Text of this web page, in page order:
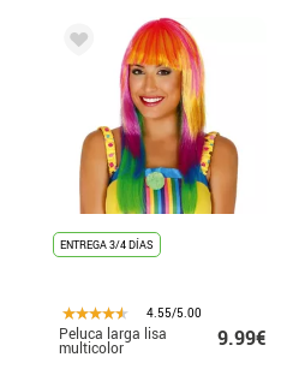
ENTREGA 3/4 DÍAS
4.55/5.00
Peluca larga lisa
multicolor 9.99€